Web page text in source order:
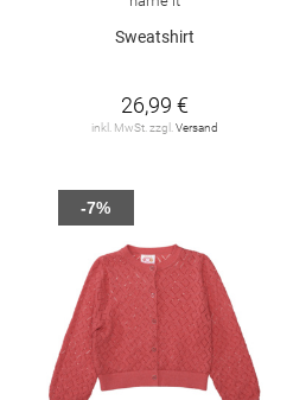
Sweatshirt
26,99 €
inkl. MwSt. zzgl. Versand
-7%